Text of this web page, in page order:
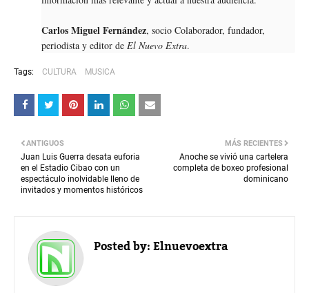
Carlos Miguel Fernández, socio Colaborador, fundador,
periodista y editor de El Nuevo Extra.
Tags: CULTURA MUSICA
MÁS RECIENTES
Anoche se vivió una cartelera
completa de boxeo profesional
dominicano
ANTIGUOS
Juan Luis Guerra desata euforia
en el Estadio Cibao con un
espectáculo inolvidable lleno de
invitados y momentos históricos
Posted by:Elnuevoextra